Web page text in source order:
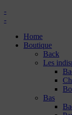
-
-
Home
Boutique
Back
Les
Bas